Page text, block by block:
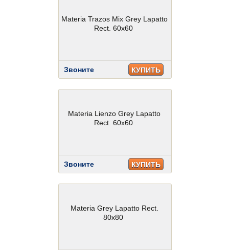
Materia Trazos Mix Grey Lapatto
Rect. 60x60
Звоните КУПИТЬ
Materia Lienzo Grey Lapatto
Rect. 60x60
Звоните КУПИТЬ
Materia Grey Lapatto Rect.
80x80